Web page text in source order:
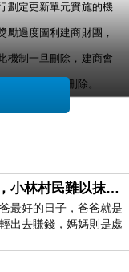
劃定更新單元實施的機
勵過度圖利建商財團，
機制一旦刪除，建商會
商極力反對刪除。
變換。官員說，這兩
不盡公平，政院版主
建，或完全採權利變
主張保留，將成攻防
八八風災上的父親節，小林村民難以抹滅的痛
最好的日子，爸爸就是
出去賺錢，媽媽則是處
，只有人品才